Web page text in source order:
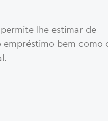
NAlhe estimar de
bem como